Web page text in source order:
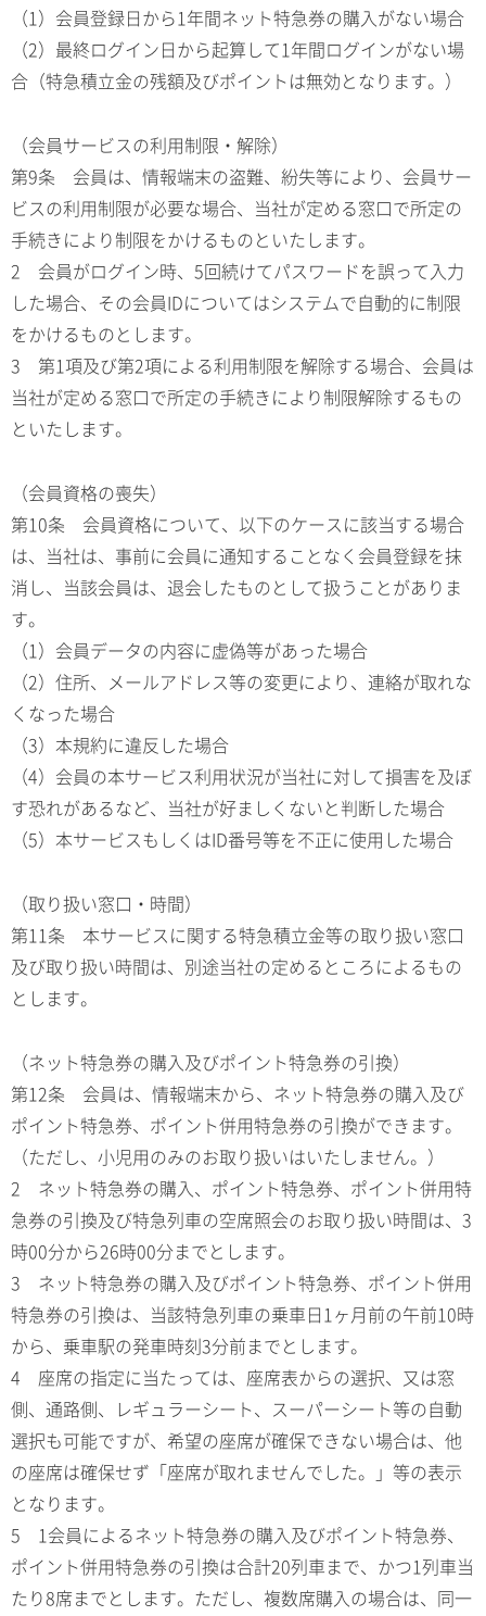
（1）会員登録日から1年間ネット特急券の購入がない場合
（2）最終ログイン日から起算して1年間ログインがない場
合（特急積立金の残額及びポイントは無効となります。）
（会員サービスの利用制限・解除）
第9条 会員は、情報端末の盗難、紛失等により、会員サー
ビスの利用制限が必要な場合、当社が定める窓口で所定の
手続きにより制限をかけるものといたします。
2 会員がログイン時、5回続けてパスワードを誤って入力
した場合、その会員IDについてはシステムで自動的に制限
をかけるものとします。
3 第1項及び第2項による利用制限を解除する場合、会員は
当社が定める窓口で所定の手続きにより制限解除するもの
といたします。
（会員資格の喪失）
第10条 会員資格について、以下のケースに該当する場合
は、当社は、事前に会員に通知することなく会員登録を抹
消し、当該会員は、退会したものとして扱うことがありま
す。
（1）会員データの内容に虚偽等があった場合
（2）住所、メールアドレス等の変更により、連絡が取れな
くなった場合
（3）本規約に違反した場合
（4）会員の本サービス利用状況が当社に対して損害を及ぼ
す恐れがあるなど、当社が好ましくないと判断した場合
（5）本サービスもしくはID番号等を不正に使用した場合
（取り扱い窓口・時間）
第11条 本サービスに関する特急積立金等の取り扱い窓口
及び取り扱い時間は、別途当社の定めるところによるもの
とします。
（ネット特急券の購入及びポイント特急券の引換）
第12条 会員は、情報端末から、ネット特急券の購入及び
ポイント特急券、ポイント併用特急券の引換ができます。
（ただし、小児用のみのお取り扱いはいたしません。）
2 ネット特急券の購入、ポイント特急券、ポイント併用特
急券の引換及び特急列車の空席照会のお取り扱い時間は、3
時00分から26時00分までとします。
3 ネット特急券の購入及びポイント特急券、ポイント併用
特急券の引換は、当該特急列車の乗車日1ヶ月前の午前10時
から、乗車駅の発車時刻3分前までとします。
4 座席の指定に当たっては、座席表からの選択、又は窓
側、通路側、レギュラーシート、スーパーシート等の自動
選択も可能ですが、希望の座席が確保できない場合は、他
の座席は確保せず「座席が取れませんでした。」等の表示
となります。
5 1会員によるネット特急券の購入及びポイント特急券、
ポイント併用特急券の引換は合計20列車まで、かつ1列車当
たり8席までとします。ただし、複数席購入の場合は、同一